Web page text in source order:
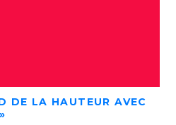
DE LA HAUTEUR AVEC